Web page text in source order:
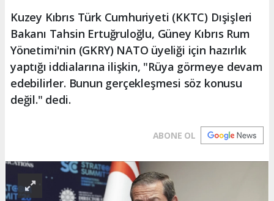
Kuzey Kıbrıs Türk Cumhuriyeti (KKTC) Dışişleri
Bakanı Tahsin Ertuğruloğlu, Güney Kıbrıs Rum
Yönetimi'nin (GKRY) NATO üyeliği için hazırlık
yaptığı iddialarına ilişkin, "Rüya görmeye devam
edebilirler. Bunun gerçekleşmesi söz konusu
değil." dedi.
ABONE OL